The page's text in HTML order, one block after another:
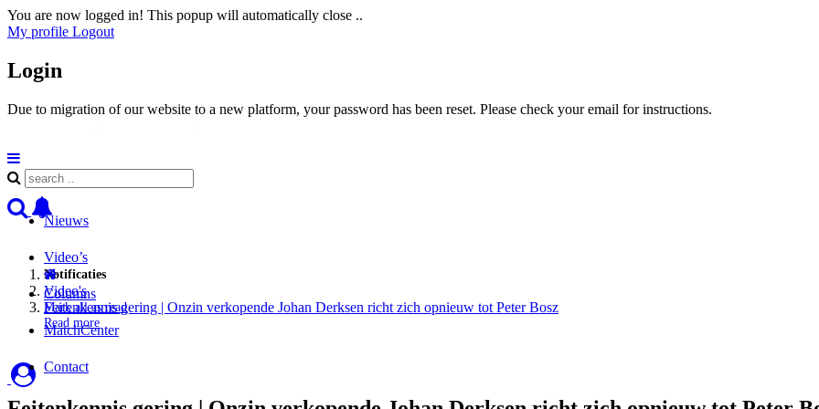
You are now logged in! This popup will automatically close ..
My profile Logout
Login
Due to migration of our website to a new platform, your password has been reset. Please check your email for instructions.
Notificaties
Mark all as read
Read more
Nieuws
Video’s
Columns
MatchCenter
Contact
Video's
Feitenkennis gering | Onzin verkopende Johan Derksen richt zich opnieuw tot Peter Bosz